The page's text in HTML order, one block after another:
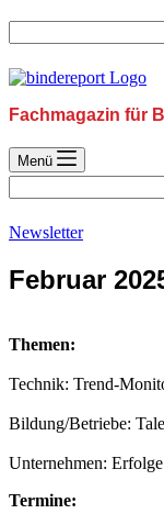
Fachmagazin für
Menü
Newsletter
Februar
Themen:
Technik: Trend-
Bildung/Betriebe:
Unternehmen:
Termine: